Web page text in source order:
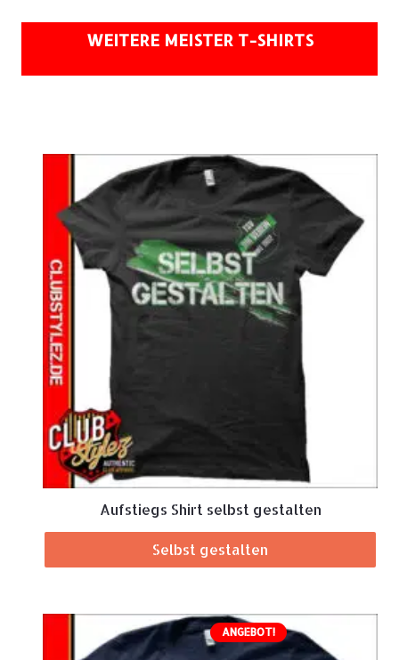
WEITERE MEISTER T-SHIRTS
Aufstiegs Shirt selbst gestalten
Selbst gestalten
ANGEBOT!